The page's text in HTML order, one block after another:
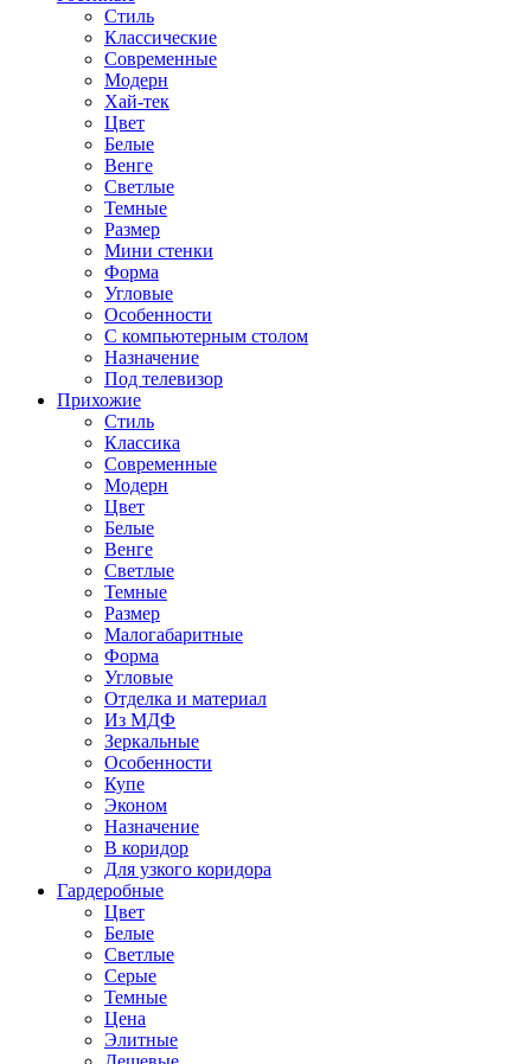
Стиль
Классические
Современные
Модерн
Хай-тек
Цвет
Белые
Венге
Светлые
Темные
Размер
Мини стенки
Форма
Угловые
Особенности
С компьютерным столом
Назначение
Под телевизор
Прихожие
Стиль
Классика
Современные
Модерн
Цвет
Белые
Венге
Светлые
Темные
Размер
Малогабаритные
Форма
Угловые
Отделка и материал
Из МДФ
Зеркальные
Особенности
Купе
Эконом
Назначение
В коридор
Для узкого коридора
Гардеробные
Цвет
Белые
Светлые
Серые
Темные
Цена
Элитные